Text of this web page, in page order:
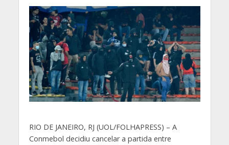
RIO DE JANEIRO, RJ (UOL/FOLHAPRESS) – A
Conmebol decidiu cancelar a partida entre